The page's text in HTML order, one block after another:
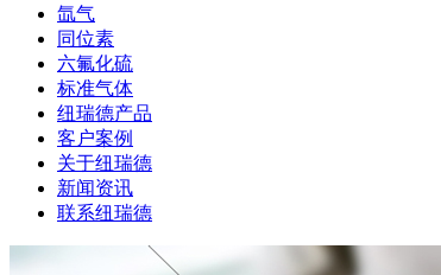
氙气
同位素
六氟化硫
标准气体
纽瑞德产品
客户案例
关于纽瑞德
新闻资讯
联系纽瑞德